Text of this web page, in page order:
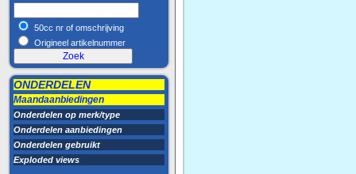
50cc nr of omschrijving
Origineel artikelnummer
ONDERDELEN
Maandaanbiedingen
Onderdelen op merk/type
Onderdelen aanbiedingen
Onderdelen gebruikt
Exploded views